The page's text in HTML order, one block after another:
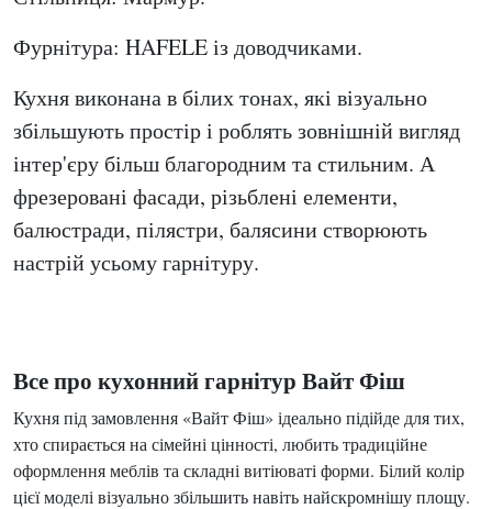
Фурнітура: HAFELE із доводчиками.
Кухня виконана в білих тонах, які візуально
збільшують простір і роблять зовнішній вигляд
інтер'єру більш благородним та стильним. А
фрезеровані фасади, різьблені елементи,
балюстради, пілястри, балясини створюють
настрій усьому гарнітуру.
Все про кухонний гарнітур Вайт Фіш
Кухня під замовлення «Вайт Фіш» ідеально підійде для тих,
хто спирається на сімейні цінності, любить традиційне
оформлення меблів та складні витіюваті форми. Білий колір
цієї моделі візуально збільшить навіть найскромнішу площу.